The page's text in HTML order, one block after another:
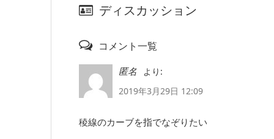
ディスカッション
コメント一覧
匿名
より:
2019年3月29日 12:09
稜線のカーブを指でなぞりたい